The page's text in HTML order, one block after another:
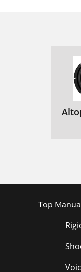
Top